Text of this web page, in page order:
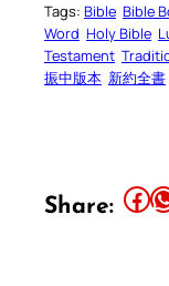
Tags: Bible Bible
Word Holy Bible
Testament
振中版本 新約全書
Share: Share this article on Facebook Share this article on WhatsApp